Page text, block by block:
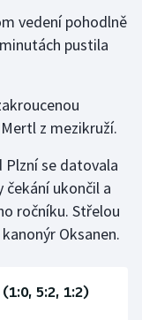
vedení pohodlně
pustila
z mezikruží.
Plzní se datovala
ukončil a
ročníku. Střelou
Oksanen.
5:2, 1:2)